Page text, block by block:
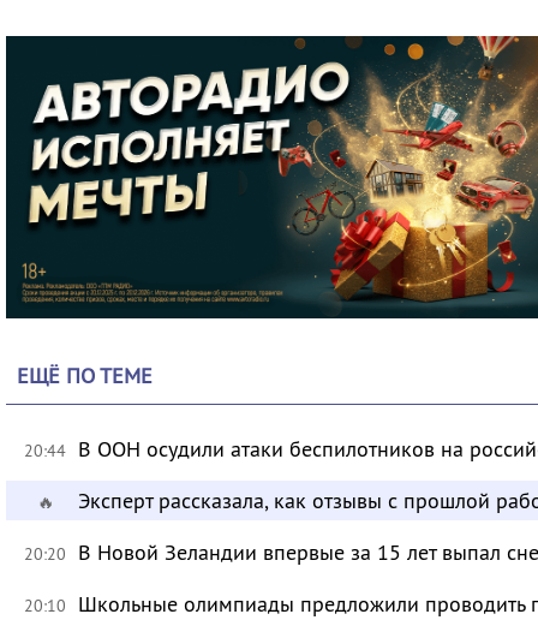
ЕЩЁ ПО ТЕМЕ
20:44 В ООН осудили атаки беспилотников на
🔥 Эксперт рассказала, как отзывы с прошлой
20:20 В Новой Зеландии впервые за 15 лет выпал
20:10 Школьные олимпиады предложили проводить